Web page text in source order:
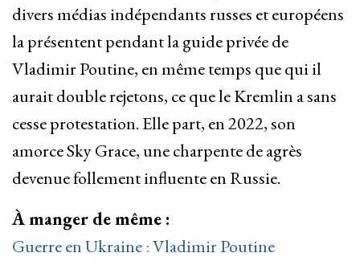
divers médias indépendants russes et européens
la présentent pendant la guide privée de
Vladimir Poutine, en même temps que qui il
aurait double rejetons, ce que le Kremlin a sans
cesse protestation. Elle part, en 2022, son
amorce Sky Grace, une charpente de agrès
devenue follement influente en Russie.
À manger de même :
Guerre en Ukraine : Vladimir Poutine